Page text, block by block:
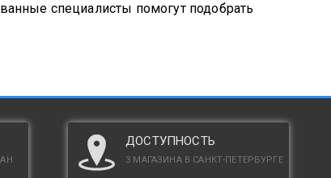
специалисты помогут подобрать
ДОСТУПНОСТЬ
3 МАГАЗИНА В САНКТ-ПЕТЕРБУРГЕ